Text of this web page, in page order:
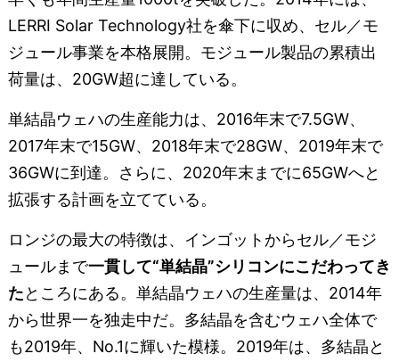
LERRI Solar Technology社を傘下に収め、セル／モ
ジュール事業を本格展開。モジュール製品の累積出
荷量は、20GW超に達している。
単結晶ウェハの生産能力は、2016年末で7.5GW、
2017年末で15GW、2018年末で28GW、2019年末で
36GWに到達。さらに、2020年末までに65GWへと
拡張する計画を立てている。
ロンジの最大の特徴は、インゴットからセル／モジ
ュールまで一貫して“単結晶”シリコンにこだわってき
たところにある。単結晶ウェハの生産量は、2014年
から世界一を独走中だ。多結晶を含むウェハ全体で
も2019年、No.1に輝いた模様。2019年は、多結晶と